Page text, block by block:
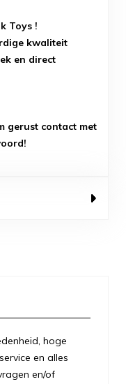
Toys !
kwaliteit
en direct
gerust contact met
hoge
en alles
en/of